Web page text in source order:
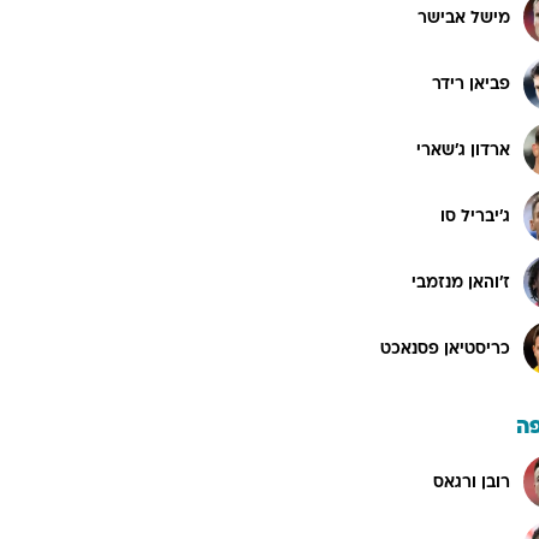
מישל אבישר
פביאן רידר
ארדון ג'שארי
ג'יבריל סו
ז'והאן מנזמבי
כריסטיאן פסנאכט
רובן ורגאס